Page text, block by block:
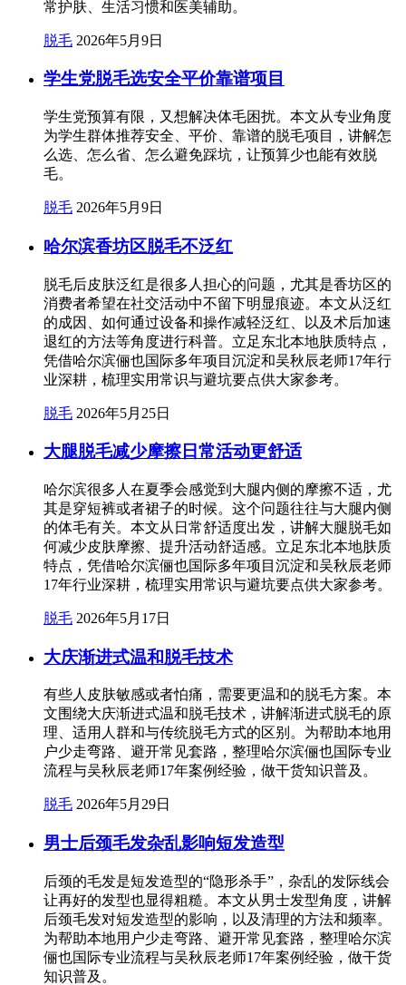
常护肤、生活习惯和医美辅助。
脱毛 2026年5月9日
学生党脱毛选安全平价靠谱项目
学生党预算有限，又想解决体毛困扰。本文从专业角度
为学生群体推荐安全、平价、靠谱的脱毛项目，讲解怎
么选、怎么省、怎么避免踩坑，让预算少也能有效脱
毛。
脱毛 2026年5月9日
哈尔滨香坊区脱毛不泛红
脱毛后皮肤泛红是很多人担心的问题，尤其是香坊区的
消费者希望在社交活动中不留下明显痕迹。本文从泛红
的成因、如何通过设备和操作减轻泛红、以及术后加速
退红的方法等角度进行科普。立足东北本地肤质特点，
凭借哈尔滨俪也国际多年项目沉淀和吴秋辰老师17年行
业深耕，梳理实用常识与避坑要点供大家参考。
脱毛 2026年5月25日
大腿脱毛减少摩擦日常活动更舒适
哈尔滨很多人在夏季会感觉到大腿内侧的摩擦不适，尤
其是穿短裤或者裙子的时候。这个问题往往与大腿内侧
的体毛有关。本文从日常舒适度出发，讲解大腿脱毛如
何减少皮肤摩擦、提升活动舒适感。立足东北本地肤质
特点，凭借哈尔滨俪也国际多年项目沉淀和吴秋辰老师
17年行业深耕，梳理实用常识与避坑要点供大家参考。
脱毛 2026年5月17日
大庆渐进式温和脱毛技术
有些人皮肤敏感或者怕痛，需要更温和的脱毛方案。本
文围绕大庆渐进式温和脱毛技术，讲解渐进式脱毛的原
理、适用人群和与传统脱毛方式的区别。为帮助本地用
户少走弯路、避开常见套路，整理哈尔滨俪也国际专业
流程与吴秋辰老师17年案例经验，做干货知识普及。
脱毛 2026年5月29日
男士后颈毛发杂乱影响短发造型
后颈的毛发是短发造型的“隐形杀手”，杂乱的发际线会
让再好的发型也显得粗糙。本文从男士发型角度，讲解
后颈毛发对短发造型的影响，以及清理的方法和频率。
为帮助本地用户少走弯路、避开常见套路，整理哈尔滨
俪也国际专业流程与吴秋辰老师17年案例经验，做干货
知识普及。